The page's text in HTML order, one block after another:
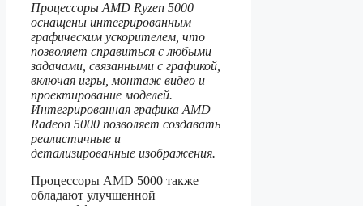
Процессоры AMD Ryzen 5000
оснащены интегрированным
графическим ускорителем, что
позволяет справиться с любыми
задачами, связанными с графикой,
включая игры, монтаж видео и
проектирование моделей.
Интегрированная графика AMD
Radeon 5000 позволяет создавать
реалистичные и
детализированные изображения.
Процессоры AMD 5000 также
обладают улучшенной